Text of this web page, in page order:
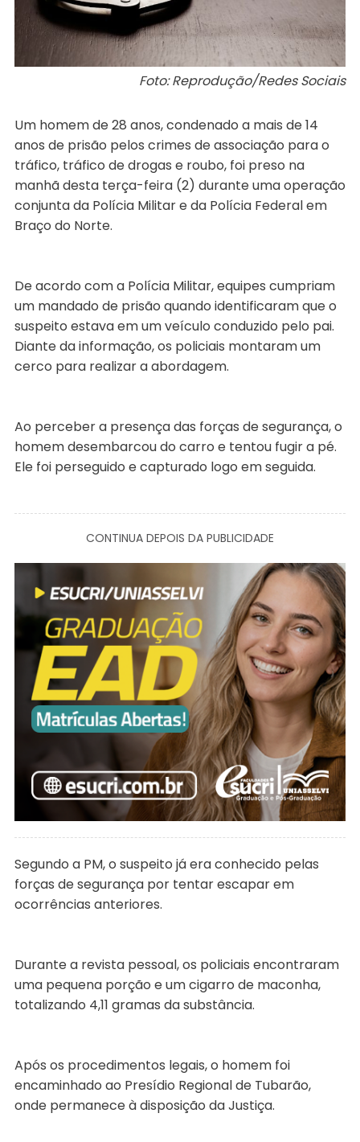
Foto: Reprodução/Redes Sociais
Um homem de 28 anos, condenado a mais de 14
anos de prisão pelos crimes de associação para o
tráfico, tráfico de drogas e roubo, foi preso na
manhã desta terça-feira (2) durante uma operação
conjunta da Polícia Militar e da Polícia Federal em
Braço do Norte.
De acordo com a Polícia Militar, equipes cumpriam
um mandado de prisão quando identificaram que o
suspeito estava em um veículo conduzido pelo pai.
Diante da informação, os policiais montaram um
cerco para realizar a abordagem.
Ao perceber a presença das forças de segurança, o
homem desembarcou do carro e tentou fugir a pé.
Ele foi perseguido e capturado logo em seguida.
CONTINUA DEPOIS DA PUBLICIDADE
Segundo a PM, o suspeito já era conhecido pelas
forças de segurança por tentar escapar em
ocorrências anteriores.
Durante a revista pessoal, os policiais encontraram
uma pequena porção e um cigarro de maconha,
totalizando 4,11 gramas da substância.
Após os procedimentos legais, o homem foi
encaminhado ao Presídio Regional de Tubarão,
onde permanece à disposição da Justiça.